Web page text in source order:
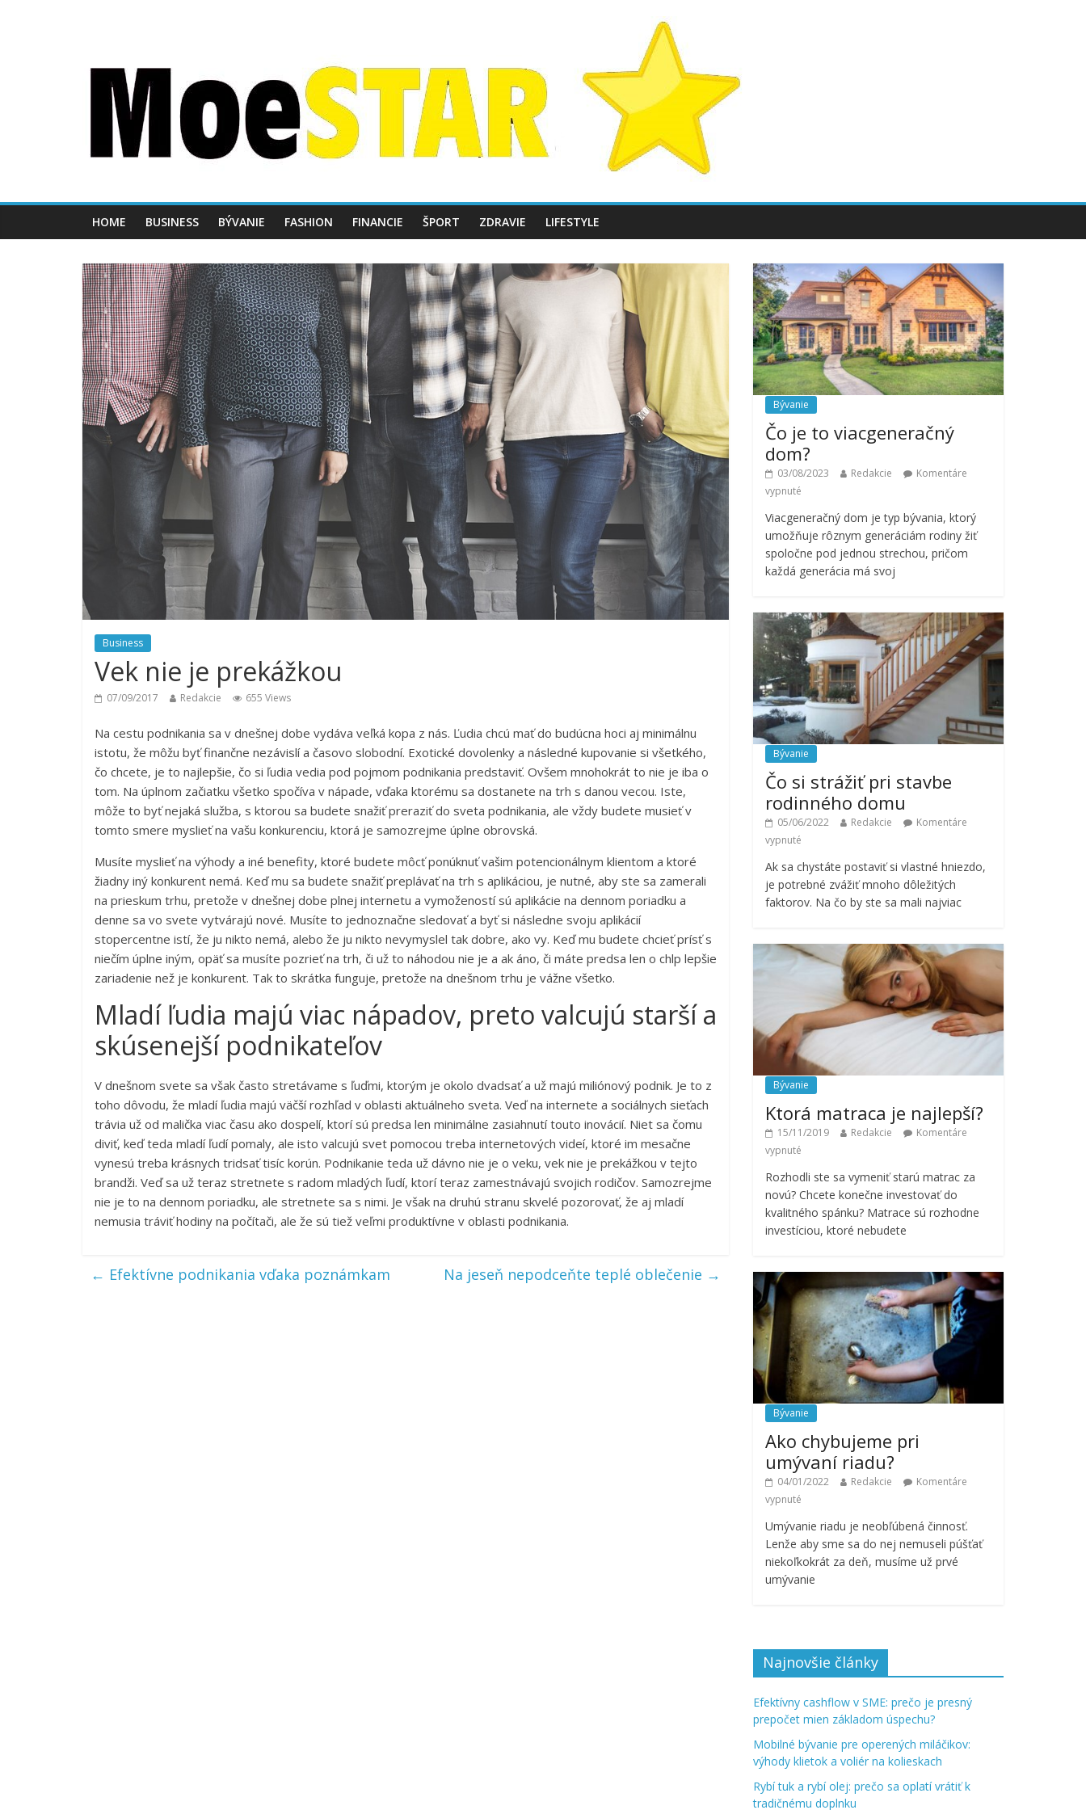
HOME BUSINESS BÝVANIE FASHION FINANCIE ŠPORT ZDRAVIE LIFESTYLE
Business
Vek nie je prekážkou
07/09/2017 Redakcie 655 Views
Na cestu podnikania sa v dnešnej dobe vydáva veľká kopa z nás. Ľudia chcú mať do budúcna hoci aj minimálnu
istotu, že môžu byť finančne nezávislí a časovo slobodní. Exotické dovolenky a následné kupovanie si všetkého,
čo chcete, je to najlepšie, čo si ľudia vedia pod pojmom podnikania predstaviť. Ovšem mnohokrát to nie je iba o
tom. Na úplnom začiatku všetko spočíva v nápade, vďaka ktorému sa dostanete na trh s danou vecou. Iste,
môže to byť nejaká služba, s ktorou sa budete snažiť preraziť do sveta podnikania, ale vždy budete musieť v
tomto smere myslieť na vašu konkurenciu, ktorá je samozrejme úplne obrovská.
Musíte myslieť na výhody a iné benefity, ktoré budete môcť ponúknuť vašim potencionálnym klientom a ktoré
žiadny iný konkurent nemá. Keď mu sa budete snažiť preplávať na trh s aplikáciou, je nutné, aby ste sa zamerali
na prieskum trhu, pretože v dnešnej dobe plnej internetu a vymožeností sú aplikácie na dennom poriadku a
denne sa vo svete vytvárajú nové. Musíte to jednoznačne sledovať a byť si následne svoju aplikácií
stopercentne istí, že ju nikto nemá, alebo že ju nikto nevymyslel tak dobre, ako vy. Keď mu budete chcieť prísť s
niečím úplne iným, opäť sa musíte pozrieť na trh, či už to náhodou nie je a ak áno, či máte predsa len o chlp lepšie
zariadenie než je konkurent. Tak to skrátka funguje, pretože na dnešnom trhu je vážne všetko.
Mladí ľudia majú viac nápadov, preto valcujú starší a
skúsenejší podnikateľov
V dnešnom svete sa však často stretávame s ľuďmi, ktorým je okolo dvadsať a už majú miliónový podnik. Je to z
toho dôvodu, že mladí ľudia majú väčší rozhľad v oblasti aktuálneho sveta. Veď na internete a sociálnych sieťach
trávia už od malička viac času ako dospelí, ktorí sú predsa len minimálne zasiahnutí touto inovácií. Niet sa čomu
diviť, keď teda mladí ľudí pomaly, ale isto valcujú svet pomocou treba internetových videí, ktoré im mesačne
vynesú treba krásnych tridsať tisíc korún. Podnikanie teda už dávno nie je o veku, vek nie je prekážkou v tejto
brandži. Veď sa už teraz stretnete s radom mladých ľudí, ktorí teraz zamestnávajú svojich rodičov. Samozrejme
nie je to na dennom poriadku, ale stretnete sa s nimi. Je však na druhú stranu skvelé pozorovať, že aj mladí
nemusia tráviť hodiny na počítači, ale že sú tiež veľmi produktívne v oblasti podnikania.
← Efektívne podnikania vďaka poznámkam Na jeseň nepodceňte teplé oblečenie →
Bývanie
Čo je to viacgeneračný
dom?
03/08/2023 Redakcie
Komentáre
vypnuté
Viacgeneračný dom je typ bývania, ktorý
umožňuje rôznym generáciám rodiny žiť
spoločne pod jednou strechou, pričom
každá generácia má svoj
Bývanie
Čo si strážiť pri stavbe
rodinného domu
05/06/2022 Redakcie
Komentáre
vypnuté
Ak sa chystáte postaviť si vlastné hniezdo,
je potrebné zvážiť mnoho dôležitých
faktorov. Na čo by ste sa mali najviac
Bývanie
Ktorá matraca je najlepší?
15/11/2019 Redakcie
Komentáre
vypnuté
Rozhodli ste sa vymeniť starú matrac za
novú? Chcete konečne investovať do
kvalitného spánku? Matrace sú rozhodne
investíciou, ktoré nebudete
Bývanie
Ako chybujeme pri
umývaní riadu?
04/01/2022 Redakcie
Komentáre
vypnuté
Umývanie riadu je neobľúbená činnosť.
Lenže aby sme sa do nej nemuseli púšťať
niekoľkokrát za deň, musíme už prvé
umývanie
Najnovšie články
Efektívny cashflow v SME: prečo je presný
prepočet mien základom úspechu?
Mobilné bývanie pre operených miláčikov:
výhody klietok a voliér na kolieskach
Rybí tuk a rybí olej: prečo sa oplatí vrátiť k
tradičnému doplnku